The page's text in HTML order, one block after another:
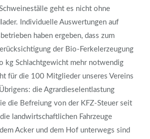
geht es nicht ohne
Individuelle Auswertungen auf
haben ergeben, dass zum
der Bio-Ferkelerzeugung
kg Schlachtgewicht mehr notwendig
für die 100 Mitglieder unseres Vereins
die Agrardieselentlastung
die Befreiung von der KFZ-Steuer seit
landwirtschaftlichen Fahrzeuge
Acker und dem Hof unterwegs sind